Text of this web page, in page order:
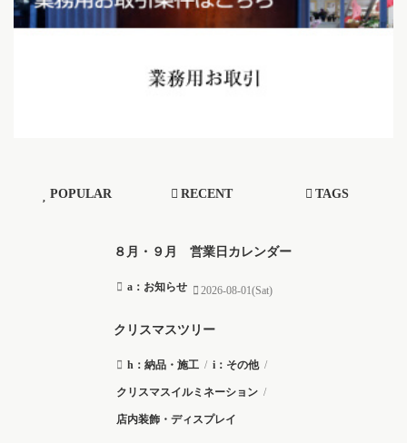
POPULAR RECENT TAGS
８月・９月 営業日カレンダー
a：お知らせ 2026-08-01(Sat)
クリスマスツリー
h：納品・施工 / i：その他 /
クリスマスイルミネーション /
店内装飾・ディスプレイ